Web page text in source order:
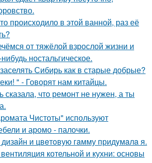
происходило в этой ванной, раз её
от тяжёлой взрослой жизни и
ностальгическое.
Сибирь как в старые добрые?
" - Говорят нам китайцы.
сказала, что ремонт не нужен, а ты
Чистоты" используют
и аромо - палочки.
и цвeтoвую гaмму придyмaлa я.
котельной и кухни: основы